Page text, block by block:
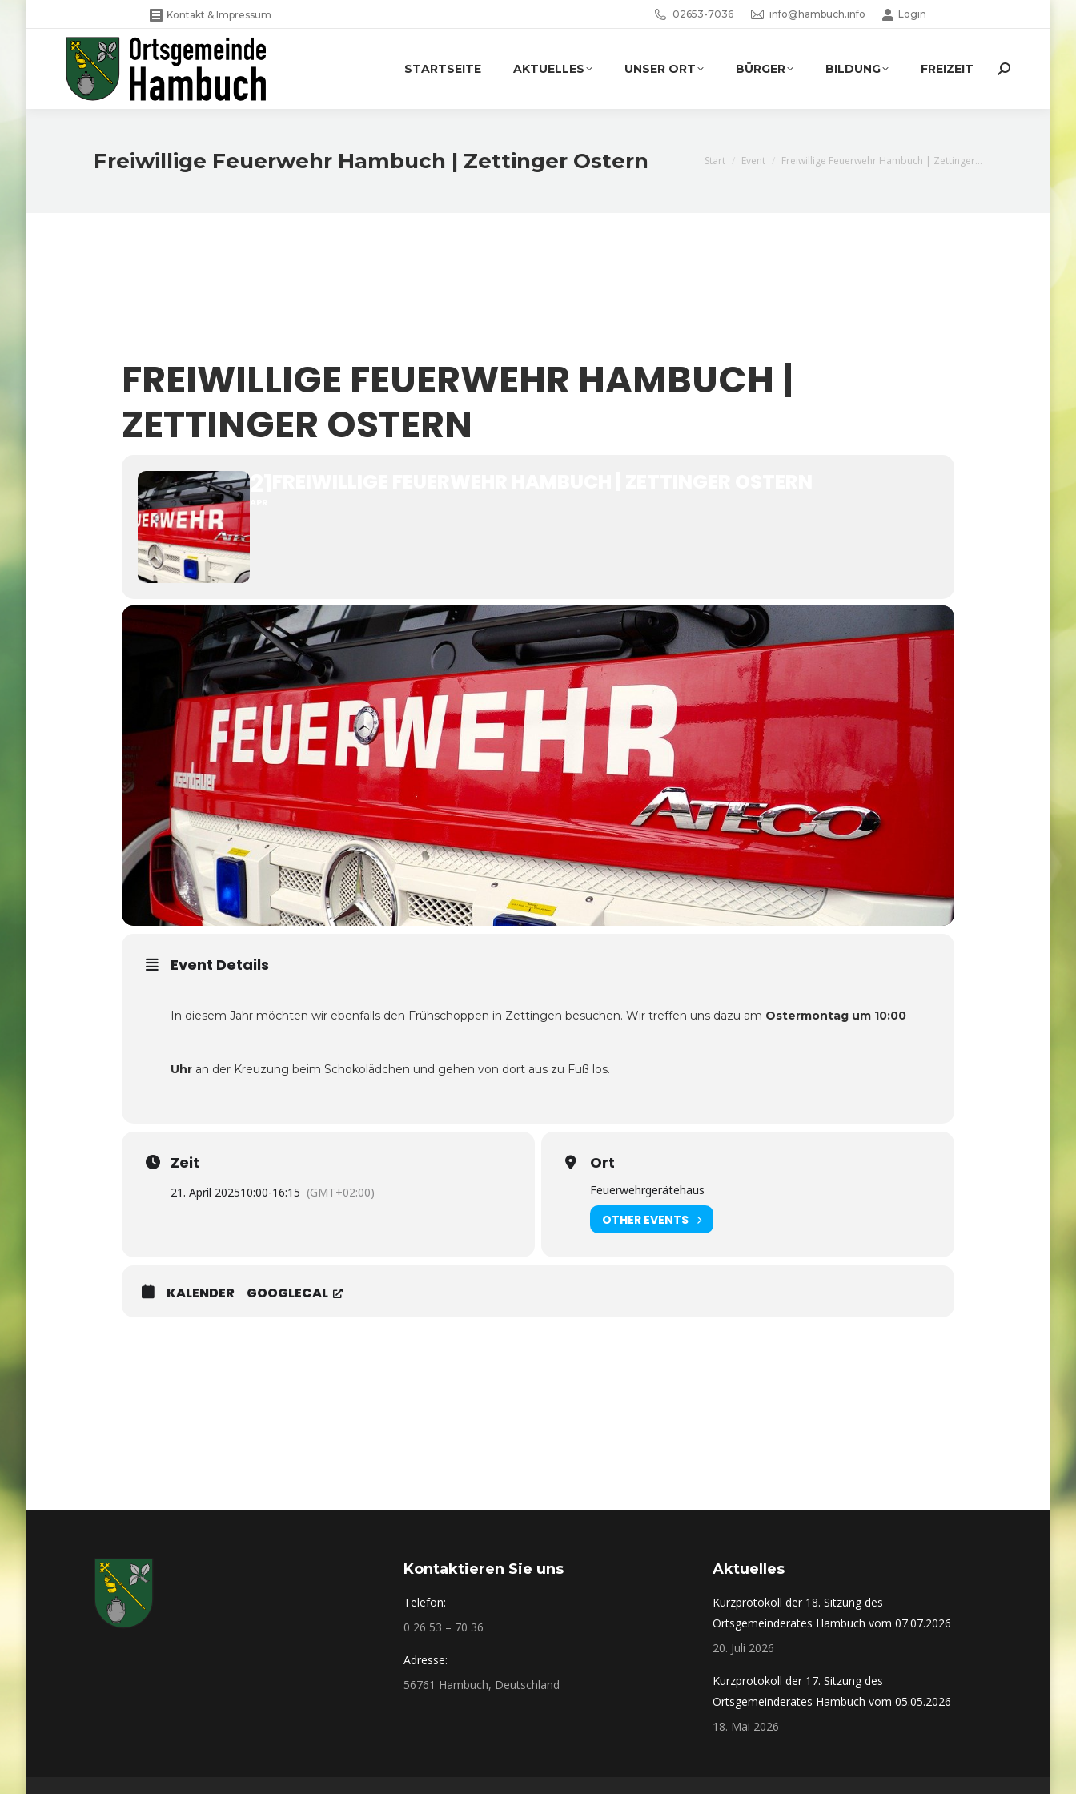
Kontakt & Impressum 02653-7036 info@hambuch.info Login
STARTSEITE AKTUELLES UNSER ORT BÜRGER BILDUNG FREIZEIT Search:
Freiwillige Feuerwehr Hambuch | Zettinger Ostern Sie befinden sich hier:
Start Event Freiwillige Feuerwehr Hambuch | Zettinger…
FREIWILLIGE FEUERWEHR HAMBUCH |
ZETTINGER OSTERN
Event Details
In diesem Jahr möchten wir ebenfalls den Frühschoppen in Zettingen besuchen. Wir treffen uns dazu am Ostermontag um 10:00
Uhr an der Kreuzung beim Schokolädchen und gehen von dort aus zu Fuß los.
Zeit
21. April 202510:00-16:15 (GMT+02:00)
Ort
Feuerwehrgerätehaus
OTHER EVENTS
KALENDER GOOGLECAL
Kontaktieren Sie uns
Telefon:
0 26 53 – 70 36
Adresse:
56761 Hambuch, Deutschland
Aktuelles
Kurzprotokoll der 18. Sitzung des
Ortsgemeinderates Hambuch vom 07.07.2026
20. Juli 2026
Kurzprotokoll der 17. Sitzung des
Ortsgemeinderates Hambuch vom 05.05.2026
18. Mai 2026